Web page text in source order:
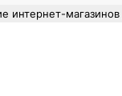
интернет-магазинов